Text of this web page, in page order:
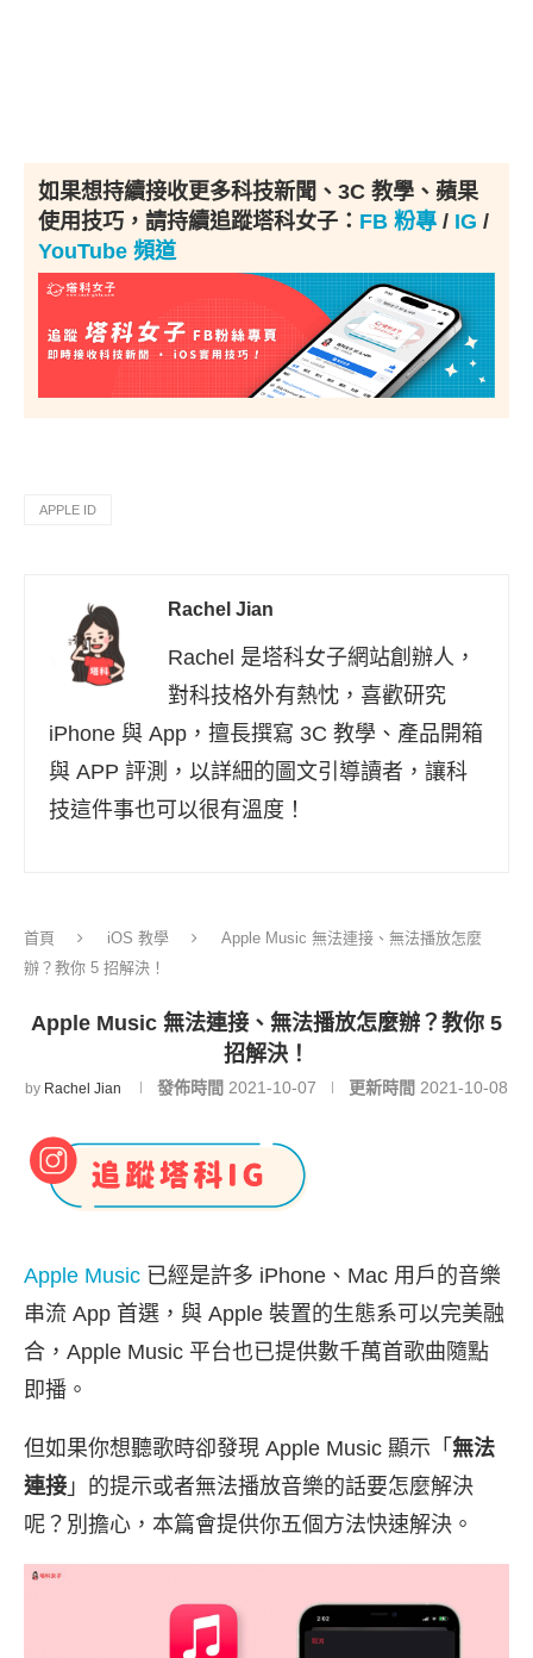
如果想持續接收更多科技新聞、3C 教學、蘋果
使用技巧，請持續追蹤塔科女子： FB 粉專 / IG /
YouTube 頻道
APPLE ID
Rachel Jian
Rachel 是塔科女子網站創辦人，
對科技格外有熱忱，喜歡研究
iPhone 與 App，擅長撰寫 3C 教學、產品開箱
與 APP 評測，以詳細的圖文引導讀者，讓科
技這件事也可以很有溫度！
首頁 iOS 教學
Apple Music 無法連接、無法播放怎麼
辦？教你 5 招解決！
Apple Music 無法連接、無法播放怎麼辦？教你 5
招解決！
by Rachel Jian 發佈時間 2021-10-07 更新時間 2021-10-08
Apple Music 已經是許多 iPhone、Mac 用戶的音樂
串流 App 首選，與 Apple 裝置的生態系可以完美融
合，Apple Music 平台也已提供數千萬首歌曲隨點
即播。
但如果你想聽歌時卻發現 Apple Music 顯示「 無法
連接 」的提示或者無法播放音樂的話要怎麼解決
呢？別擔心，本篇會提供你五個方法快速解決。